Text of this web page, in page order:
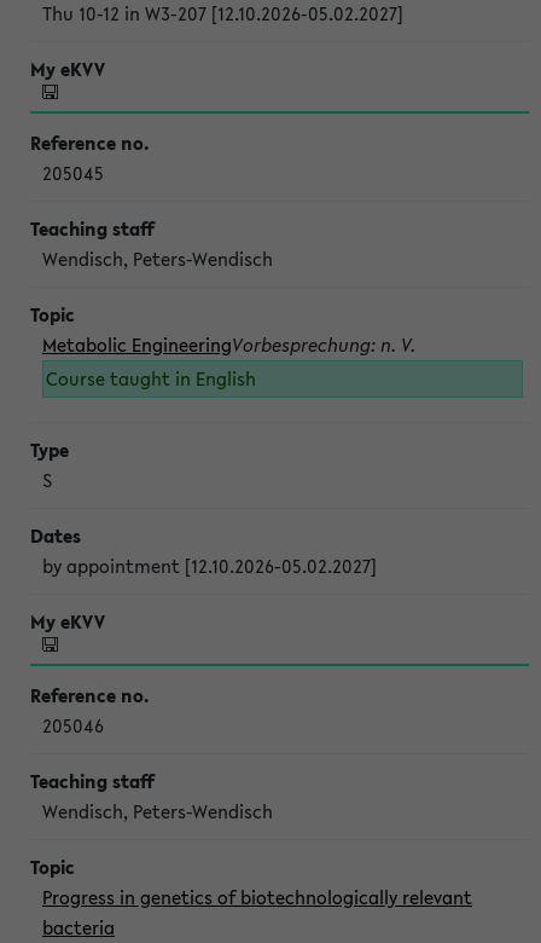
Thu 10-12 in W3-207 [12.10.2026-05.02.2027]
205045
Wendisch, Peters-Wendisch
Metabolic EngineeringVorbesprechung: n. V.
Course taught in English
S
by appointment [12.10.2026-05.02.2027]
205046
Wendisch, Peters-Wendisch
Progress in genetics of biotechnologically relevant
bacteria